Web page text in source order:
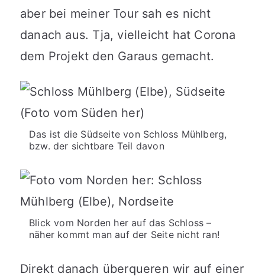
aber bei meiner Tour sah es nicht
danach aus. Tja, vielleicht hat Corona
dem Projekt den Garaus gemacht.
Das ist die Südseite von Schloss Mühlberg,
bzw. der sichtbare Teil davon
Blick vom Norden her auf das Schloss –
näher kommt man auf der Seite nicht ran!
Direkt danach überqueren wir auf einer